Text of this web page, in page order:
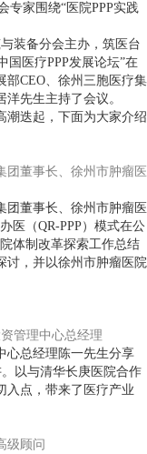
专家围绕“医院PPP实践
装备分会主办，筑医台
国医疗PPP发展论坛”在
部CEO、徐州三胞医疗集
先生主持了会议。
潮迭起，下面为大家介绍
团董事长、徐州市肿瘤医
团董事长、徐州市肿瘤医
医（QR-PPP）模式在公
体制改革探索工作总结
讨，并以徐州市肿瘤医院
管理中心总经理
心总经理陈一先生分享
以与清华长庚医院合作
入点，带来了医疗产业
级顾问